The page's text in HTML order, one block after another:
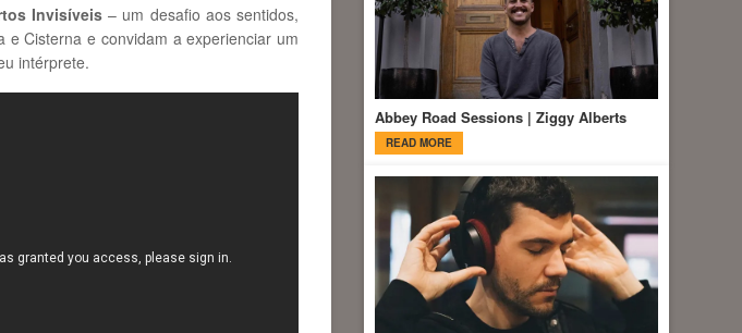
Invisíveis– um desafio aos sentidos,
e Cisterna e convidam a experienciar um
intérprete.
Abbey Road Sessions | Ziggy Alberts
READ MORE